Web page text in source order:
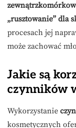
„rusztowanie” dla
procesach jej
może zachować
Jakie są
czynników
Wykorzystanie
kosmetycznych